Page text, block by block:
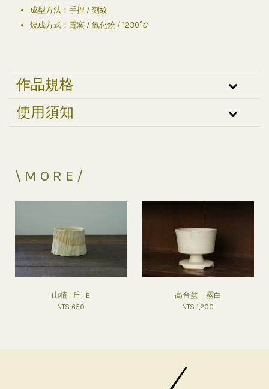
成型方法：手捏 / 刻紋
燒成方式：電窯 / 氧化燒 / 1230°C
作品規格
使用須知
\ M O R E /
山植 | 丘 | E
NT$ 650
高台盆｜霧白
NT$ 1,200